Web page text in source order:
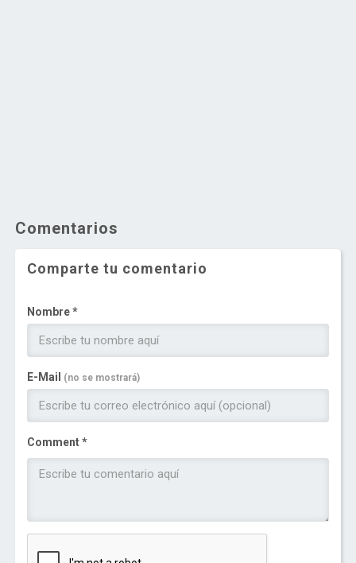
Comentarios
Comparte tu comentario
Nombre *
E-Mail (no se mostrará)
Comment *